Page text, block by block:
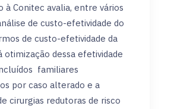
à Conitec avalia, entre vários
de custo-efetividade do
de custo-efetividade da
otimização dessa efetividade
familiares
por caso alterado e a
cirurgias redutoras de risco